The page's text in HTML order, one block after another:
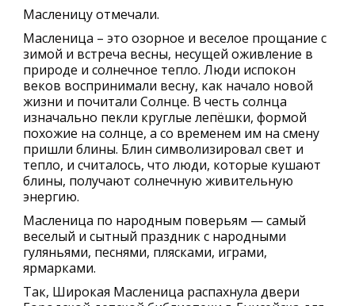
Масленицу отмечали.
Масленица – это озорное и веселое прощание с
зимой и встреча весны, несущей оживление в
природе и солнечное тепло. Люди испокон
веков воспринимали весну, как начало новой
жизни и почитали Солнце. В честь солнца
изначально пекли круглые лепёшки, формой
похожие на солнце, а со временем им на смену
пришли блины. Блин символизировал свет и
тепло, и считалось, что люди, которые кушают
блины, получают солнечную живительную
энергию.
Масленица по народным поверьям — самый
веселый и сытный праздник с народными
гуляньями, песнями, плясками, играми,
ярмарками.
Так, Широкая Масленица распахнула двери